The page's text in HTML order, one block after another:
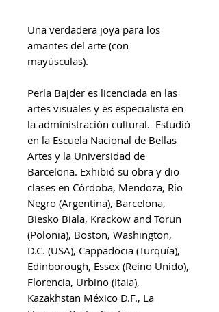
Una verdadera joya para los
amantes del arte (con
mayúsculas).
Perla Bajder es licenciada en las
artes visuales y es especialista en
la administración cultural. Estudió
en la Escuela Nacional de Bellas
Artes y la Universidad de
Barcelona. Exhibió su obra y dio
clases en Córdoba, Mendoza, Río
Negro (Argentina), Barcelona,
Biesko Biala, Krackow and Torun
(Polonia), Boston, Washington,
D.C. (USA), Cappadocia (Turquía),
Edinborough, Essex (Reino Unido),
Florencia, Urbino (Itaia),
Kazakhstan México D.F., La